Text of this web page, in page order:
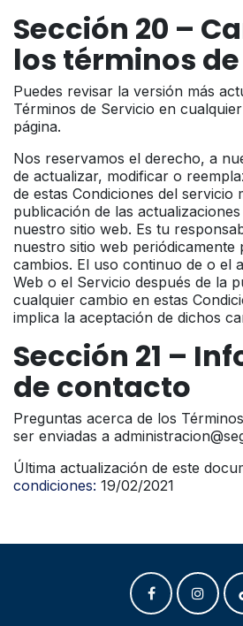
Sección 20 –
los términos
Puedes revisar la versión más
Términos de Servicio en
página.
Nos reservamos el derecho, a
de actualizar, modificar o
de estas Condiciones del servicio
publicación de las
nuestro sitio web. Es tu
nuestro sitio web periódicamente
cambios. El uso continuo de o el
Web o el Servicio después de la
cualquier cambio en estas
implica la aceptación de dichos
Sección 21 –
de contacto
Preguntas acerca de los
ser enviadas a
Última actualización de este
condiciones: 19/02/2021